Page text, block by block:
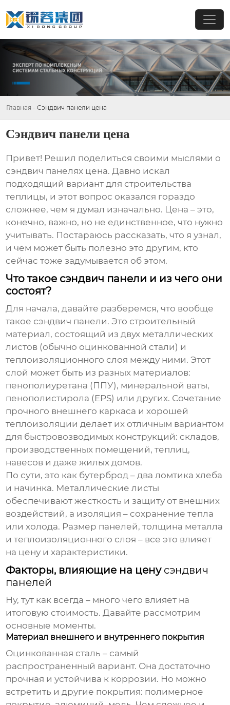
Главная - Сэндвич панели цена
Сэндвич панели цена
Привет! Решил поделиться своими мыслями о
сэндвич панелях цена. Давно искал
подходящий вариант для строительства
теплицы, и этот вопрос оказался гораздо
сложнее, чем я думал изначально. Цена – это,
конечно, важно, но не единственное, что нужно
учитывать. Постараюсь рассказать, что я узнал,
и чем может быть полезно это другим, кто
сейчас тоже задумывается об этом.
Что такое сэндвич панели и из чего они
состоят?
Для начала, давайте разберемся, что вообще
такое сэндвич панели. Это строительный
материал, состоящий из двух металлических
листов (обычно оцинкованной стали) и
теплоизоляционного слоя между ними. Этот
слой может быть из разных материалов:
пенополиуретана (ППУ), минеральной ваты,
пенополистирола (EPS) или других. Сочетание
прочного внешнего каркаса и хорошей
теплоизоляции делает их отличным вариантом
для быстровозводимых конструкций: складов,
производственных помещений, теплиц,
навесов и даже жилых домов.
По сути, это как бутерброд – два ломтика хлеба
и начинка. Металлические листы
обеспечивают жесткость и защиту от внешних
воздействий, а изоляция – сохранение тепла
или холода. Размер панелей, толщина металла
и теплоизоляционного слоя – все это влияет
на цену и характеристики.
Факторы, влияющие на цену сэндвич
панелей
Ну, тут как всегда – много чего влияет на
итоговую стоимость. Давайте рассмотрим
основные моменты.
Материал внешнего и внутреннего покрытия
Оцинкованная сталь – самый
распространенный вариант. Она достаточно
прочная и устойчива к коррозии. Но можно
встретить и другие покрытия: полимерное